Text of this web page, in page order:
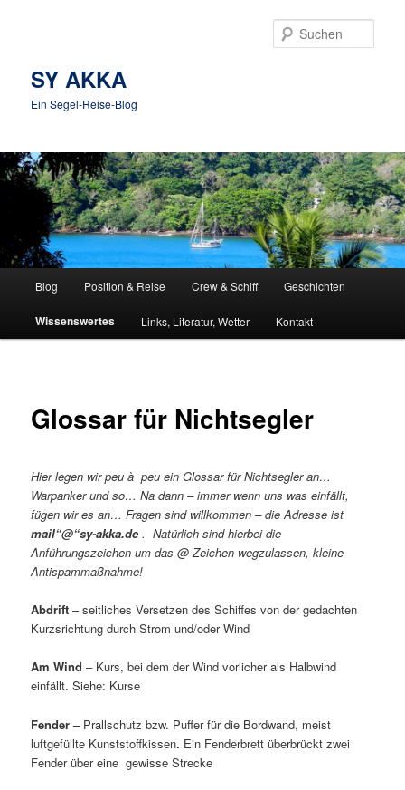
SY AKKA
Ein Segel-Reise-Blog
Blog Position & Reise Crew & Schiff Geschichten
Wissenswertes Links, Literatur, Wetter Kontakt
Glossar für Nichtsegler
Hier legen wir peu à peu ein Glossar für Nichtsegler an…
Warpanker und so… Na dann – immer wenn uns was einfällt,
fügen wir es an… Fragen sind willkommen – die Adresse ist
mail“@“sy-akka.de . Natürlich sind hierbei die
Anführungszeichen um das @-Zeichen wegzulassen, kleine
Antispammaßnahme!
Abdrift – seitliches Versetzen des Schiffes von der gedachten
Kurzsrichtung durch Strom und/oder Wind
Am Wind – Kurs, bei dem der Wind vorlicher als Halbwind
einfällt. Siehe: Kurse
Fender – Prallschutz bzw. Puffer für die Bordwand, meist
luftgefüllte Kunststoffkissen. Ein Fenderbrett überbrückt zwei
Fender über eine gewisse Strecke